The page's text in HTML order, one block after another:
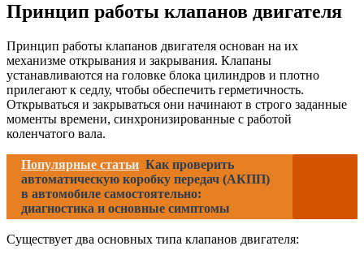
Принцип работы клапанов двигателя
Принцип работы клапанов двигателя основан на их
механизме открывания и закрывания. Клапаны
устанавливаются на головке блока цилиндров и плотно
прилегают к седлу, чтобы обеспечить герметичность.
Открываться и закрываться они начинают в строго заданные
моменты времени, синхронизированные с работой
коленчатого вала.
Популярные статьи Как проверить
автоматическую коробку передач (АКПП)
в автомобиле самостоятельно:
диагностика и основные симптомы
Существует два основных типа клапанов двигателя: